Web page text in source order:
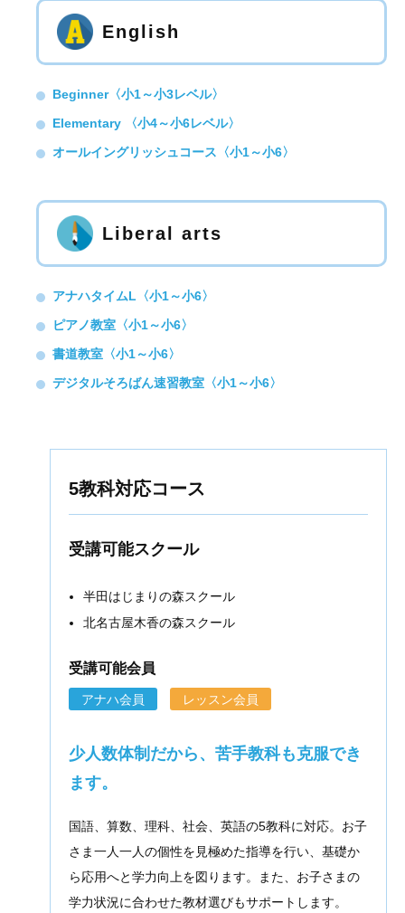
English
Beginner〈小1～小3レベル〉
Elementary 〈小4～小6レベル〉
オールイングリッシュコース〈小1～小6〉
Liberal arts
アナハタイムL〈小1～小6〉
ピアノ教室〈小1～小6〉
書道教室〈小1～小6〉
デジタルそろばん速習教室〈小1～小6〉
5教科対応コース
受講可能スクール
半田はじまりの森スクール
北名古屋木香の森スクール
受講可能会員
アナハ会員 レッスン会員
少人数体制だから、苦手教科も克服でき
ます。
国語、算数、理科、社会、英語の5教科に対応。お子
さま一人一人の個性を見極めた指導を行い、基礎か
ら応用へと学力向上を図ります。また、お子さまの
学力状況に合わせた教材選びもサポートします。